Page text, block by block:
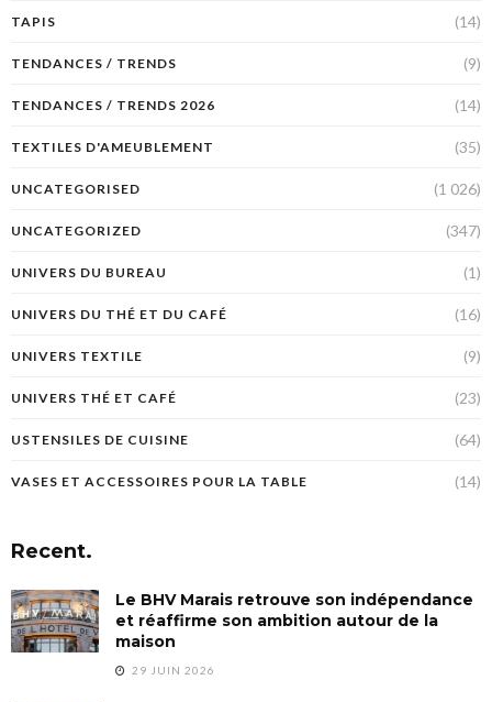
TAPIS (14)
TENDANCES / TRENDS (9)
TENDANCES / TRENDS 2026 (14)
TEXTILES D'AMEUBLEMENT (35)
UNCATEGORISED (1 026)
UNCATEGORIZED (347)
UNIVERS DU BUREAU (1)
UNIVERS DU THÉ ET DU CAFÉ (16)
UNIVERS TEXTILE (9)
UNIVERS THÉ ET CAFÉ (23)
USTENSILES DE CUISINE (64)
VASES ET ACCESSOIRES POUR LA TABLE (14)
Recent.
Le BHV Marais retrouve son indépendance
et réaffirme son ambition autour de la
maison
29 JUIN 2026